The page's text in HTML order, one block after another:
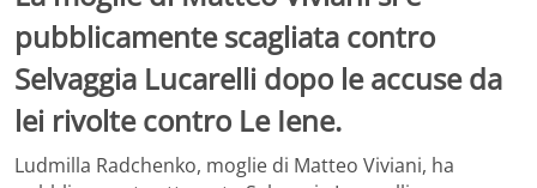
pubblicamente scagliata contro
Selvaggia Lucarelli dopo le accuse da
lei rivolte contro Le Iene.
Ludmilla Radchenko, moglie di Matteo Viviani, ha